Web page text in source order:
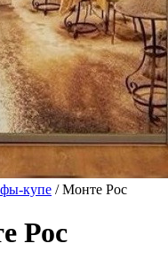
купе / Монте Рос
Рос